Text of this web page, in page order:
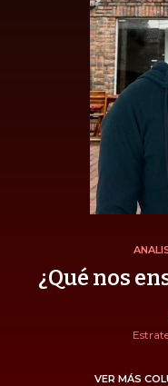
¿Qué nos
VER MÁS